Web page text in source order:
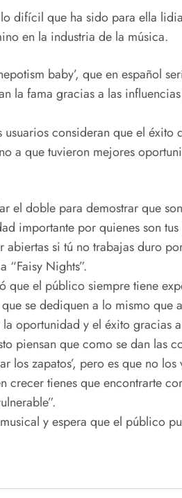
difícil que ha sido para ella
en la industria de la música.
baby’, que en español
la fama gracias a las
consideran que el éxito
a que tuvieron mejores
el doble para demostrar que
importante por quienes son
abiertas si tú no trabajas duro
“Faisy Nights”.
que el público siempre tiene
se dediquen a lo mismo que
oportunidad y el éxito gracias
piensan que como se dan las
los zapatos’, pero es que no
crecer tienes que encontrarte
y espera que el público